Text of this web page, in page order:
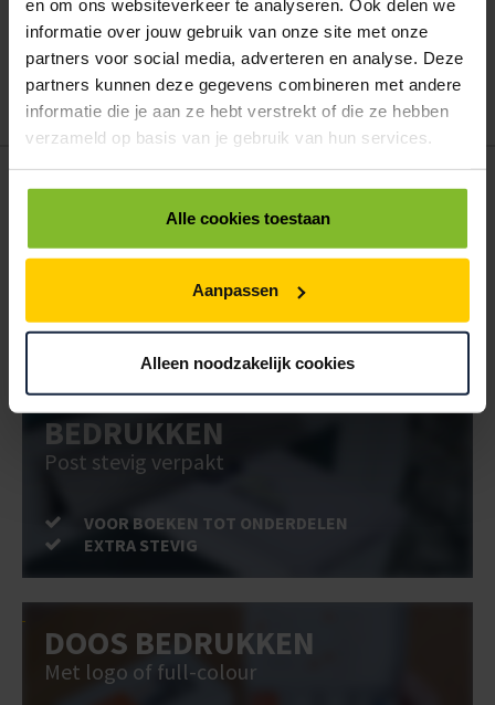
en om ons websiteverkeer te analyseren. Ook delen we
informatie over jouw gebruik van onze site met onze
partners voor social media, adverteren en analyse. Deze
partners kunnen deze gegevens combineren met andere
informatie die je aan ze hebt verstrekt of die ze hebben
verzameld op basis van je gebruik van hun services.
Alle cookies toestaan
Aanpassen
Alleen noodzakelijk cookies
Wanneer u bent ingelogd, kunt u een eigen bestellijst maken.
Gebruik bestel- en offertelijsten om eenvoudig en snel producten
te bestellen. Uw bestel- en offertelijsten kunt u terugvinden in uw
account. Dat pakt altijd goed uit voor uw administratie!
POSTDOOS BEDRUKKEN
Voor een veilige verzending
EXTRA STEVIG
BRIEVENBUSDOOS
BEDRUKKEN
Post stevig verpakt
VOOR BOEKEN TOT ONDERDELEN
EXTRA STEVIG
DOOS BEDRUKKEN
Met logo of full-colour